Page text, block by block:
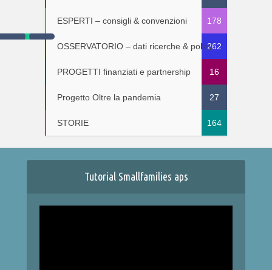
ESPERTI – consigli & convenzioni 178
OSSERVATORIO – dati ricerche & policy262
PROGETTI finanziati e partnership 16
Progetto Oltre la pandemia 27
STORIE 164
Tutorial Smallfamilies aps